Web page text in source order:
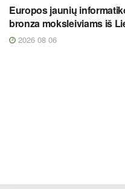
Europos jaunių
bronza moksleiviams iš
2026 08 06